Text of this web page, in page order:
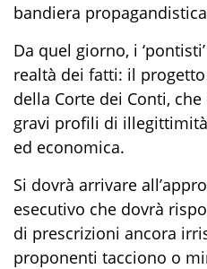
bandiera
Da quel giorno, i
realtà dei fatti: il
della Corte dei Conti,
gravi profili di
ed economica.
Si dovrà arrivare
esecutivo che dovrà
di prescrizioni ancora
proponenti tacciono o